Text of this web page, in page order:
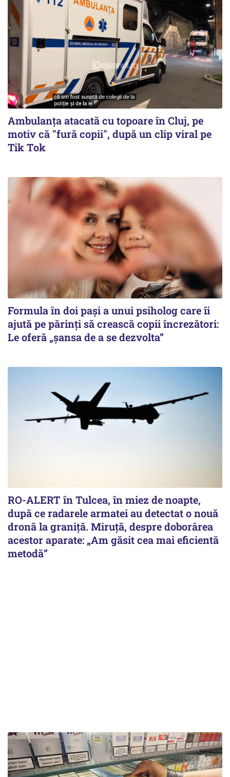
Ambulanța atacată cu topoare în Cluj, pe
motiv că "fură copii", după un clip viral pe
Tik Tok
Formula în doi pași a unui psiholog care îi
ajută pe părinți să crească copii încrezători:
Le oferă „șansa de a se dezvolta”
RO-ALERT în Tulcea, în miez de noapte,
după ce radarele armatei au detectat o nouă
dronă la graniță. Miruță, despre doborârea
acestor aparate: „Am găsit cea mai eficientă
metodă”